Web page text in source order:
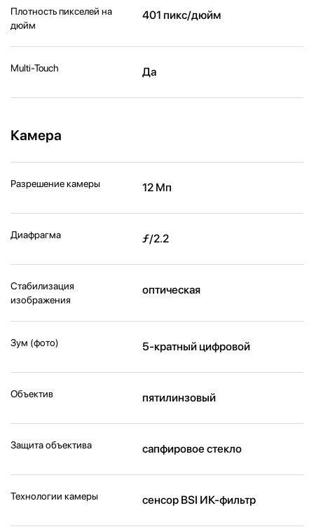
Плотность пикселей на
дюйм
401 пикс/дюйм
Multi-Touch Да
Камера
Разрешение камеры 12 Мп
Диафрагма ƒ/2.2
Стабилизация
изображения
оптическая
Зум (фото) 5-кратный цифровой
Объектив пятилинзовый
Защита объектива сапфировое стекло
Технологии камеры cенсор BSI ИК-фильтр